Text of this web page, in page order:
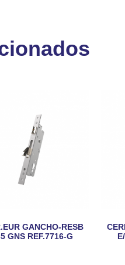
GANCHO-RESB
GNS REF.7716-G